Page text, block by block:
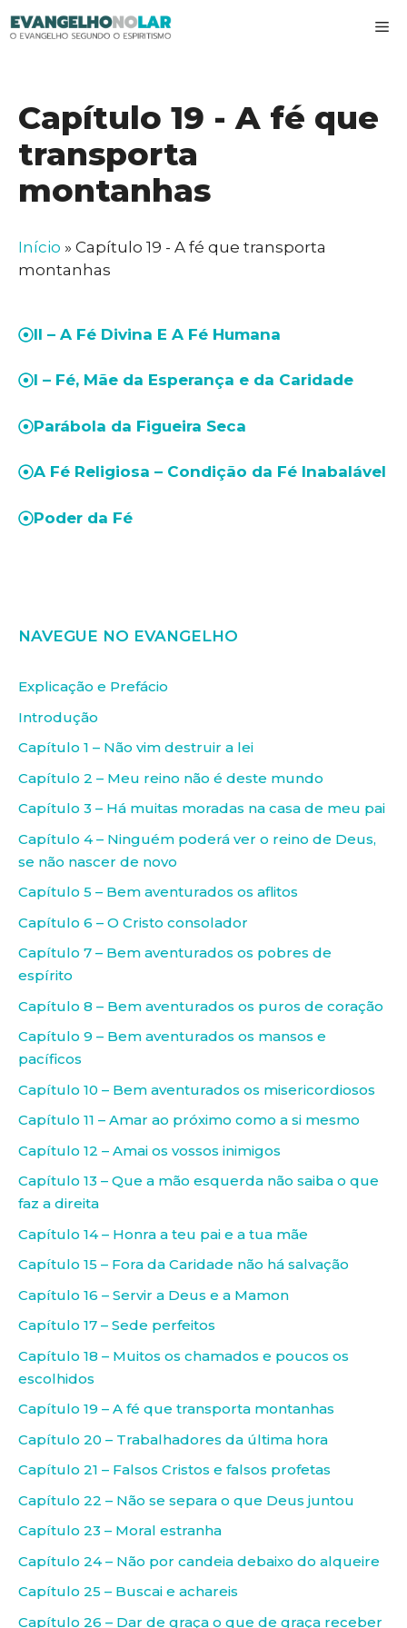
para
Capítulo 19 - A fé que
transporta
montanhas
Início » Capítulo 19 - A fé que transporta
montanhas
II – A Fé Divina E A Fé Humana
I – Fé, Mãe da Esperança e da Caridade
Parábola da Figueira Seca
A Fé Religiosa – Condição da Fé Inabalável
Poder da Fé
NAVEGUE NO EVANGELHO
Explicação e Prefácio
Introdução
Capítulo 1 – Não vim destruir a lei
Capítulo 2 – Meu reino não é deste mundo
Capítulo 3 – Há muitas moradas na casa de meu pai
Capítulo 4 – Ninguém poderá ver o reino de Deus,
se não nascer de novo
Capítulo 5 – Bem aventurados os aflitos
Capítulo 6 – O Cristo consolador
Capítulo 7 – Bem aventurados os pobres de
espírito
Capítulo 8 – Bem aventurados os puros de coração
Capítulo 9 – Bem aventurados os mansos e
pacíficos
Capítulo 10 – Bem aventurados os misericordiosos
Capítulo 11 – Amar ao próximo como a si mesmo
Capítulo 12 – Amai os vossos inimigos
Capítulo 13 – Que a mão esquerda não saiba o que
faz a direita
Capítulo 14 – Honra a teu pai e a tua mãe
Capítulo 15 – Fora da Caridade não há salvação
Capítulo 16 – Servir a Deus e a Mamon
Capítulo 17 – Sede perfeitos
Capítulo 18 – Muitos os chamados e poucos os
escolhidos
Capítulo 19 – A fé que transporta montanhas
Capítulo 20 – Trabalhadores da última hora
Capítulo 21 – Falsos Cristos e falsos profetas
Capítulo 22 – Não se separa o que Deus juntou
Capítulo 23 – Moral estranha
Capítulo 24 – Não por candeia debaixo do alqueire
Capítulo 25 – Buscai e achareis
Capítulo 26 – Dar de graça o que de graça receber